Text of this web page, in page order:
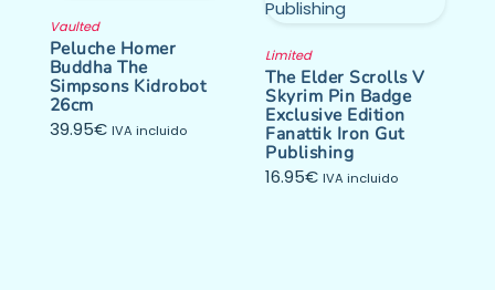
Vaulted
Peluche Homer
Buddha The
Simpsons Kidrobot
26cm
39.95€ IVA incluido
Limited
The Elder Scrolls V
Skyrim Pin Badge
Exclusive Edition
Fanattik Iron Gut
Publishing
16.95€ IVA incluido